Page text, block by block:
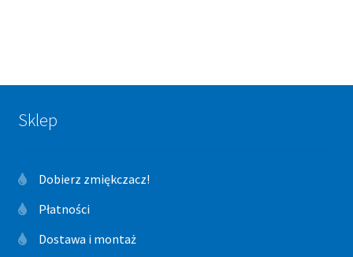
Sklep
Dobierz zmiękczacz!
Płatności
Dostawa i montaż